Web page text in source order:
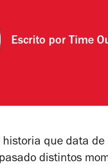
Escrito por Time
que data
distintos